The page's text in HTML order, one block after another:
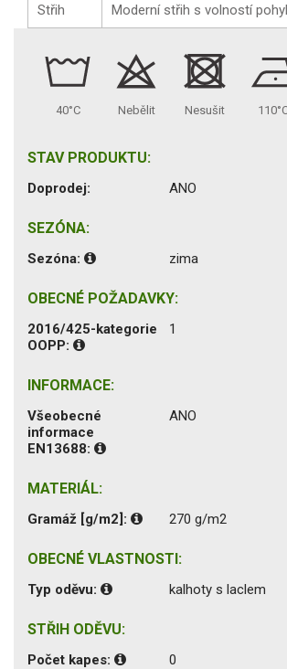
Střih Moderní střih s volností
40°C Nebělit Nesušit
STAV PRODUKTU:
Doprodej: ANO
SEZÓNA:
Sezóna: zima
OBECNÉ POŽADAVKY:
2016/425-kategorie
OOPP:
1
INFORMACE:
Všeobecné
informace
EN13688:
ANO
MATERIÁL:
Gramáž [g/m2]: 270 g/m2
OBECNÉ VLASTNOSTI:
Typ oděvu: kalhoty s laclem
STŘIH ODĚVU:
Počet kapes: 0